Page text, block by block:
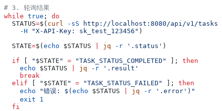
# 3. 轮询结果
while true ; do
  STATUS
=$( curl -sS http://localhost:8080/api/v1/tasks/
    -H
"X-API-Key: sk_test_123456" )
  STATE
=$( echo $STATUS jq -r '.status' )
  if
" $STATE " = "TASK_STATUS_COMPLETED" ]; then
    echo
$STATUS jq -r '.result'
    break
  elif
" $STATE " = "TASK_STATUS_FAILED" ]; then
    echo
"错误: $( echo $STATUS jq -r '.error')"
    exit
1
  fi